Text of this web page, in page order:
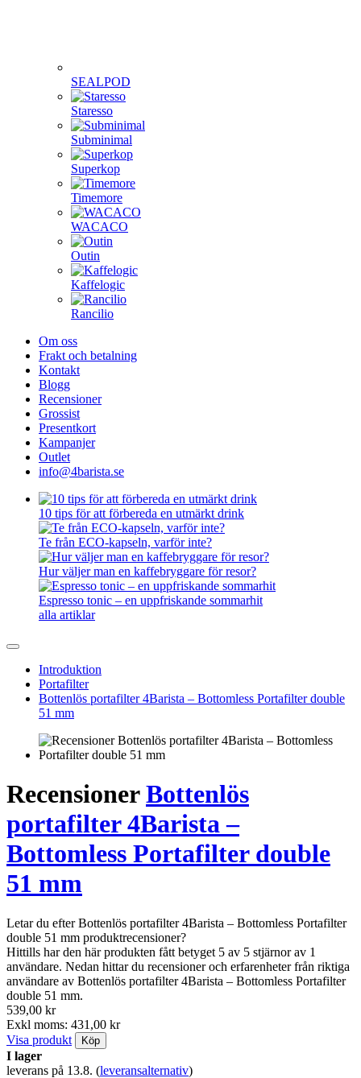
SEALPOD
Staresso
Subminimal
Superkop
Timemore
WACACO
Outin
Kaffelogic
Rancilio
Om oss
Frakt och betalning
Kontakt
Blogg
Recensioner
Grossist
Presentkort
Kampanjer
Outlet
info@4barista.se
10 tips för att förbereda en utmärkt drink
Te från ECO-kapseln, varför inte?
Hur väljer man en kaffebryggare för resor?
Espresso tonic – en uppfriskande sommarhit
alla artiklar
Introduktion
Portafilter
Bottenlös portafilter 4Barista – Bottomless Portafilter double
51 mm
RecensionerBottenlös
portafilter 4Barista –
Bottomless Portafilter double
51 mm
Letar du efter Bottenlös portafilter 4Barista – Bottomless Portafilter
double 51 mm produktrecensioner?
Hittills har den här produkten fått betyget 5 av 5 stjärnor av 1
användare. Nedan hittar du recensioner och erfarenheter från riktiga
användare av Bottenlös portafilter 4Barista – Bottomless Portafilter
double 51 mm.
539,00 kr
Exkl moms: 431,00 kr
Visa produkt
Köp
I lager
leverans på 13.8. (leveransalternativ)